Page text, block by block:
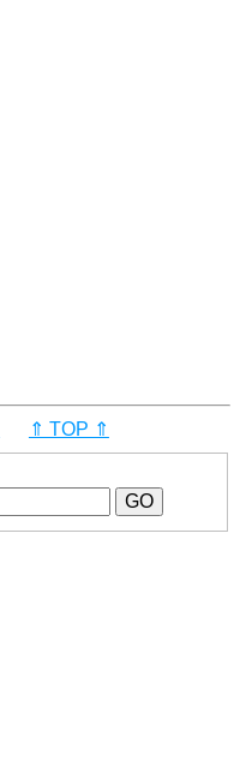
⇑ TOP ⇑